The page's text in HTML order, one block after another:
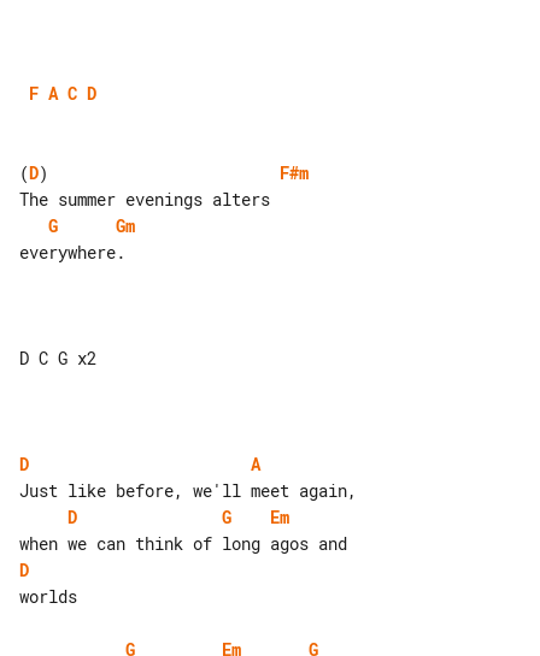
F A C D
(D) F#m
G
Gm
everywhere.
D C G x2
D
A
D
G
Em
D
worlds
G Em
G